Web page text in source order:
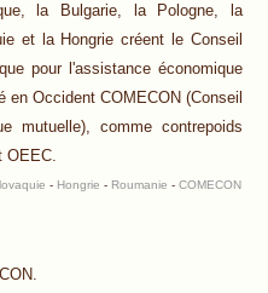
la Bulgarie, la Pologne, la
et la Hongrie créent le Conseil
pour l'assistance économique
en Occident COMECON (Conseil
mutuelle), comme contrepoids
OEEC.
- Hongrie - Roumanie - COMECON